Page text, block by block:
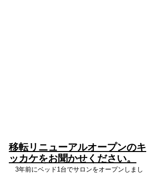
移転リニューアルオープンのキ
ッカケをお聞かせください。
3年前にベッド1台でサロンをオープンしまし